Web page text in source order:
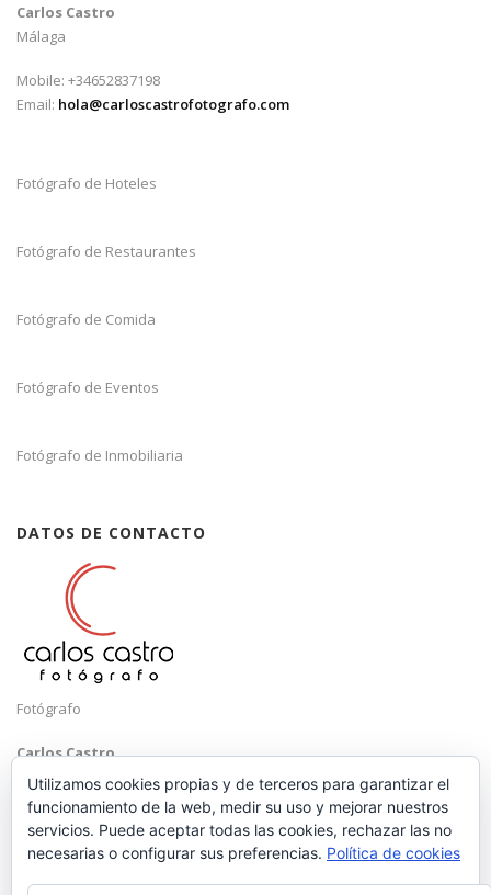
Carlos Castro
Málaga
Mobile: +34652837198
Email: hola@carloscastrofotografo.com
Fotógrafo de Hoteles
Fotógrafo de Restaurantes
Fotógrafo de Comida
Fotógrafo de Eventos
Fotógrafo de Inmobiliaria
DATOS DE CONTACTO
Fotógrafo
Carlos Castro
Málaga
Mobile: +34 652 83 71 98
hola@carloscastrofotografo.com
Utilizamos cookies propias y de terceros para garantizar el
funcionamiento de la web, medir su uso y mejorar nuestros
servicios. Puede aceptar todas las cookies, rechazar las no
necesarias o configurar sus preferencias. Política de cookies